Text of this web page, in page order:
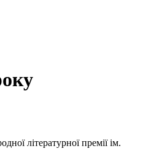
літературної премії ім.